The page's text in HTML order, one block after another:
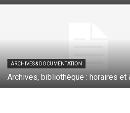
ARCHIVES & DOCUMENTATION
Archives, bibliothèque : horaires et